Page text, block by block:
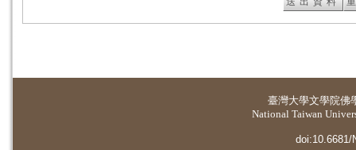
臺灣大學文學院佛
National Taiwan
doi:10.6681/